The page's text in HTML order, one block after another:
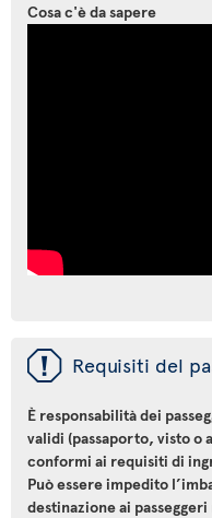
Cosa c'è da sapere
ü Requisiti del
È responsabilità dei
validi (passaporto, visto o
conformi ai requisiti di
Può essere impedito
destinazione ai